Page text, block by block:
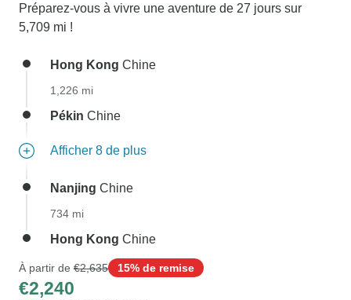
Préparez-vous à vivre une aventure de 27 jours sur
5,709 mi !
Hong Kong Chine
1,226 mi
Pékin Chine
Afficher 8 de plus
Nanjing Chine
734 mi
Hong Kong Chine
À partir de €2,635 15% de remise
€2,240